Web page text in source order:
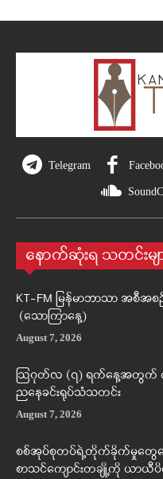
Telegram
နောက်ဆုံးရ သတင်းမျ
KT-FM မြန်မာဘာသာ အစီအ
(သောကြာနေ့)
August 7, 2026
ဩဂုတ်လ (၇) ရက်နေ့အတွက် က
ညနေခင်းရုပ်သံသတင်း
August 7, 2026
စစ်အုပ်စုတပ်ရဲ့တိုက်ခိုက်မှုတွေကြ
စာသင်ကျောင်းတချို့ကို ယာယီ